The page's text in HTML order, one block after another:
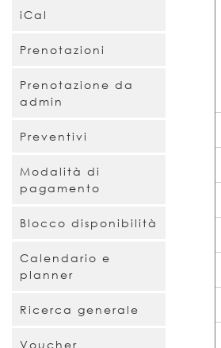
iCal
Prenotazioni
Prenotazione da
admin
Preventivi
Modalità di
pagamento
Blocco disponibilità
Calendario e
planner
Ricerca generale
Voucher